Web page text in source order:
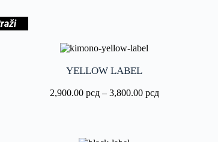
YELLOW LABEL
2,900.00 рсд – 3,800.00 рсд